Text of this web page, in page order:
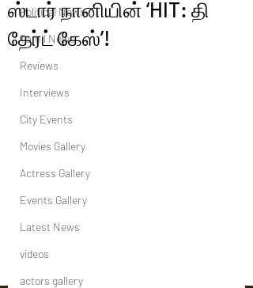
Political News
Tamil News
Reviews
Interviews
City Events
Movies Gallery
Actress Gallery
Events Gallery
Latest News
videos
actors gallery
ஸ்டார் நானியின் ‘HIT: தி
தேர்ட் கேஸ்’!